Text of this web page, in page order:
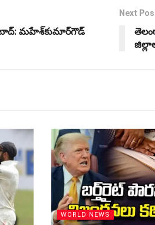
మహేశ్‌కుమార్‌గౌడ్‌
Next
WORLD NEWS